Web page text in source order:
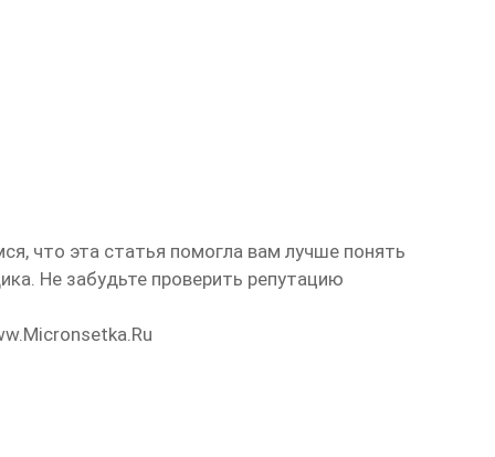
что эта статья помогла вам лучше понять
Не забудьте проверить репутацию